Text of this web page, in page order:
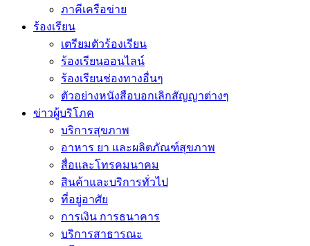
ภาคีเครือข่าย
ร้องเรียน
เตรียมตัวร้องเรียน
ร้องเรียนออนไลน์
ร้องเรียนช่องทางอื่นๆ
ตัวอย่างหนังสือบอกเลิกสัญญาต่างๆ
ข่าวผู้บริโภค
บริการสุขภาพ
อาหาร ยา และผลิตภัณฑ์สุขภาพ
สื่อและโทรคมนาคม
สินค้าและบริการทั่วไป
ที่อยู่อาศัย
การเงิน การธนาคาร
บริการสาธารณะ